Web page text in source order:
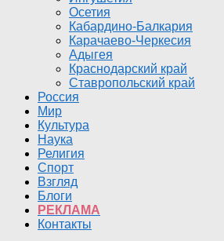
Осетия
Кабардино-Балкария
Карачаево-Черкесия
Адыгея
Краснодарский край
Ставропольский край
Россия
Мир
Культура
Наука
Религия
Спорт
Взгляд
Блоги
РЕКЛАМА
Контакты